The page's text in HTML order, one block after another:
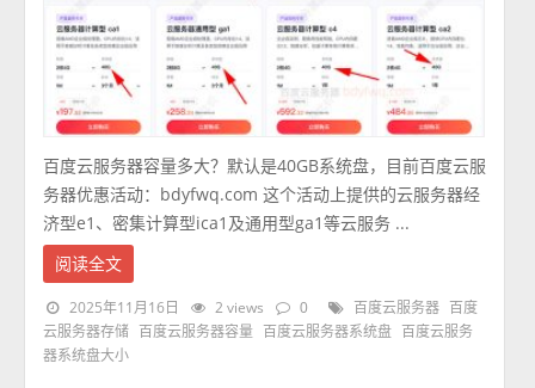
百度云服务器容量多大？默认是40GB系统盘，目前百度云服
务器优惠活动：bdyfwq.com 这个活动上提供的云服务器经
济型e1、密集计算型ica1及通用型ga1等云服务 ...
阅读全文
2025年11月16日 2 views 0 百度云服务器
百度
云服务器存储
百度云服务器容量 百度云服务器系统盘
百度云服务
器系统盘大小